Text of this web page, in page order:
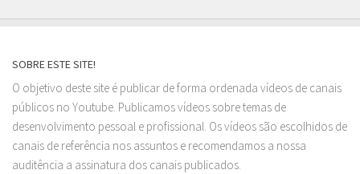
SOBRE ESTE SITE!
O objetivo deste site é publicar de forma ordenada vídeos de canais
públicos no Youtube. Publicamos vídeos sobre temas de
desenvolvimento pessoal e profissional. Os vídeos são escolhidos de
canais de referência nos assuntos e recomendamos a nossa
auditência a assinatura dos canais publicados.